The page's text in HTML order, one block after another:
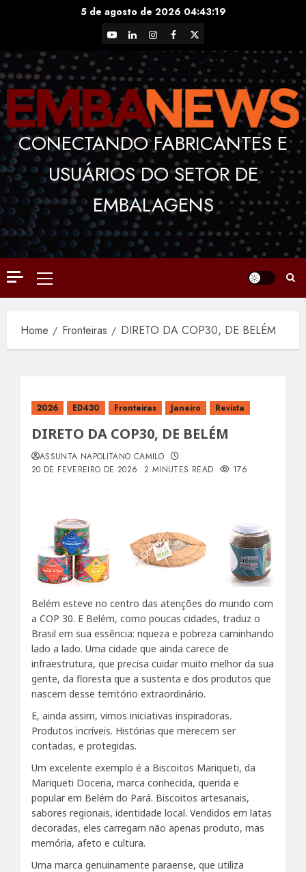
5 de agosto de 2026 04:43:19
YouTubeLinkedInInstagram
Facebook
X
CONECTANDO FABRICANTES E
USUÁRIOS DO SETOR DE
EMBALAGENS
Primary
Menu
Home Fronteiras DIRETO DA COP30, DE BELÉM
2026 ED430 Fronteiras Janeiro Revista
DIRETO DA COP30, DE BELÉM
ASSUNTA NAPOLITANO CAMILO
20 DE FEVEREIRO DE 2026
2 MINUTES READ 176
Belém esteve no centro das atenções do mundo com
a COP 30. E Belém, como poucas cidades, traduz o
Brasil em sua essência: riqueza e pobreza caminhando
lado a lado. Uma cidade que ainda carece de
infraestrutura, que precisa cuidar muito melhor da sua
gente, da floresta que a sustenta e dos produtos que
nascem desse território extraordinário.
E, ainda assim, vimos iniciativas inspiradoras.
Produtos incríveis. Histórias que merecem ser
contadas, e protegidas.
Um excelente exemplo é a Biscoitos Mariqueti, da
Mariqueti Doceria, marca conhecida, querida e
popular em Belém do Pará. Biscoitos artesanais,
sabores regionais, identidade local. Vendidos em latas
decoradas, eles carregam não apenas produto, mas
memória, afeto e cultura.
Uma marca genuinamente paraense, que utiliza